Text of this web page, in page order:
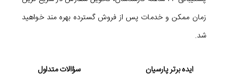
چهار اسپیکر استریو بکار رفته در تبلت مدل Tab S5e خروجی
روند. حجم صدای پخش شده توسط آنها بالا بوده و به لطف
زمان ممکن و خدمات پس از فروش گسترده بهره مند خواهید
شد.
ایده برتر پارسیان سؤالات متداول